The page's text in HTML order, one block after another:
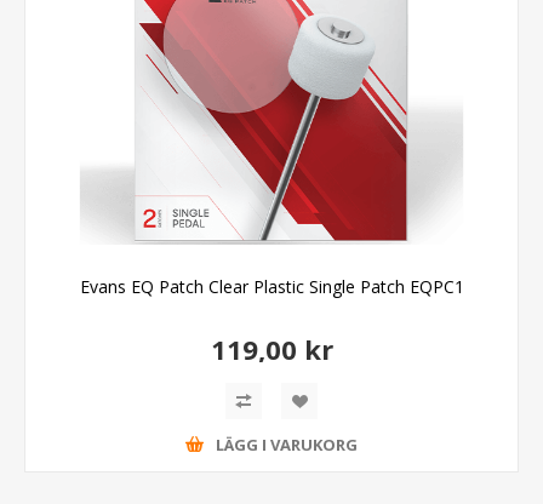
Evans EQ Patch Clear Plastic Single Patch EQPC1
119,00 kr
LÄGG I VARUKORG